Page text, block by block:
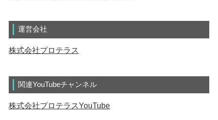
運営会社
株式会社プロテラス
関連YouTubeチャンネル
株式会社プロテラスYouTube